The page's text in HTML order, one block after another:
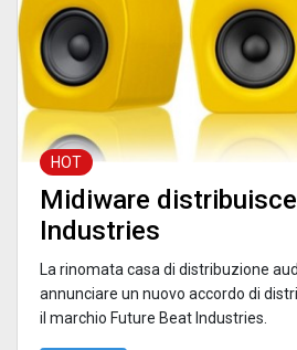
HOT
Midiware
Industries
La rinomata casa di distribuzione
annunciare un nuovo accordo di
il marchio Future Beat Industries.